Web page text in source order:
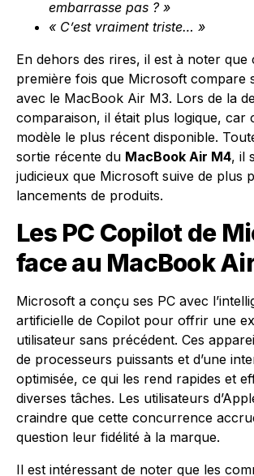
embarrasse pas ? »
« C’est vraiment triste… »
En dehors des rires, il est à noter que
première fois que Microsoft compare
avec le MacBook Air M3. Lors de la
comparaison, il était plus logique, car
modèle le plus récent disponible.
sortie récente du MacBook Air M4, il
judicieux que Microsoft suive de plus
lancements de produits.
Les PC Copilot de
face au MacBook
Microsoft a conçu ses PC avec
artificielle de Copilot pour offrir une
utilisateur sans précédent. Ces
de processeurs puissants et d’une
optimisée, ce qui les rend rapides et
diverses tâches. Les utilisateurs
craindre que cette concurrence
question leur fidélité à la marque.
Il est intéressant de noter que les